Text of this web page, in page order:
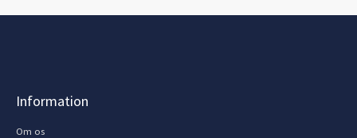
Information
Om os